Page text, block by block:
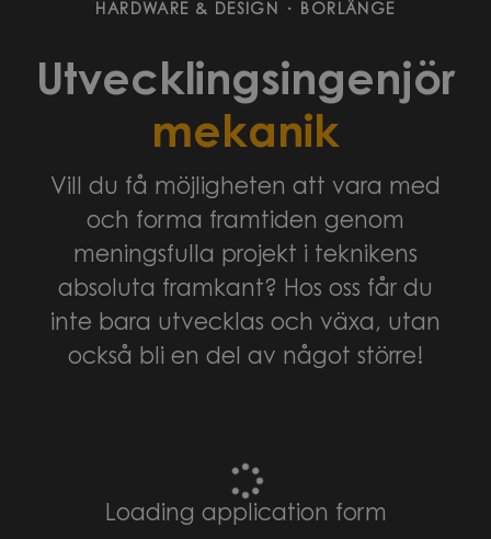
HARDWARE & DESIGN · BORLÄNGE
Utvecklingsingenjör
mekanik
Vill du få möjligheten att vara med
och forma framtiden genom
meningsfulla projekt i teknikens
absoluta framkant? Hos oss får du
inte bara utvecklas och växa, utan
också bli en del av något större!
Loading application form